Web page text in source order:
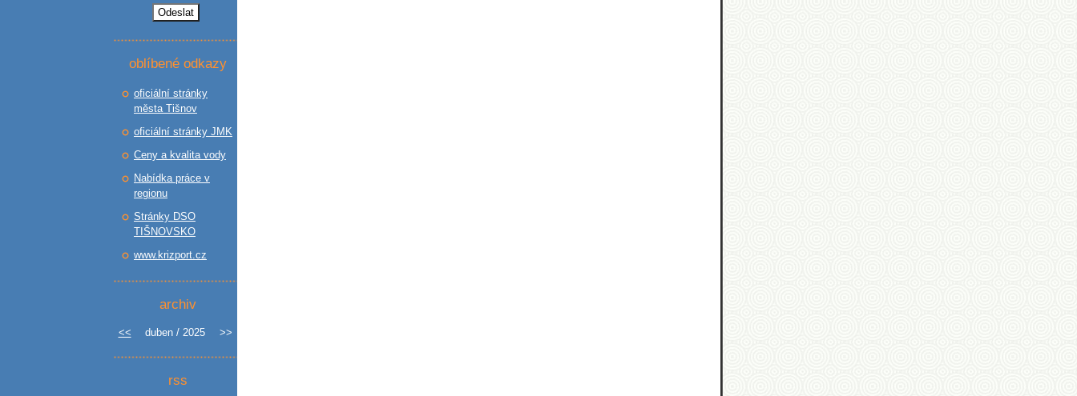
oblíbené odkazy
oficiální stránky
města Tišnov
oficiální stránky JMK
Ceny a kvalita vody
Nabídka práce v
regionu
Stránky DSO
TIŠNOVSKO
www.krizport.cz
archiv
<< duben / 2025 >>
rss